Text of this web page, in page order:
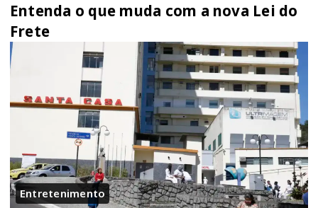
Entenda o que muda com a nova Lei do
Frete
Entretenimento